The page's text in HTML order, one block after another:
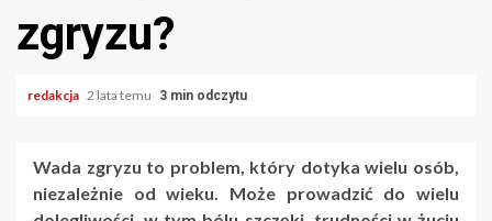
zgryzu?
redakcja 2 lata temu 3 min odczytu
Wada zgryzu to problem, który dotyka wielu osób,
niezależnie od wieku. Może prowadzić do wielu